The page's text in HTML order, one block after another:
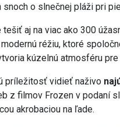
snoch o slnečnej pláži pri
aj na viac ako 300
réžiu, ktoré
kúzelnú atmosféru pre
príležitosť vidieť naživo
z filmov Frozen v podaní
akrobaciou na ľade.